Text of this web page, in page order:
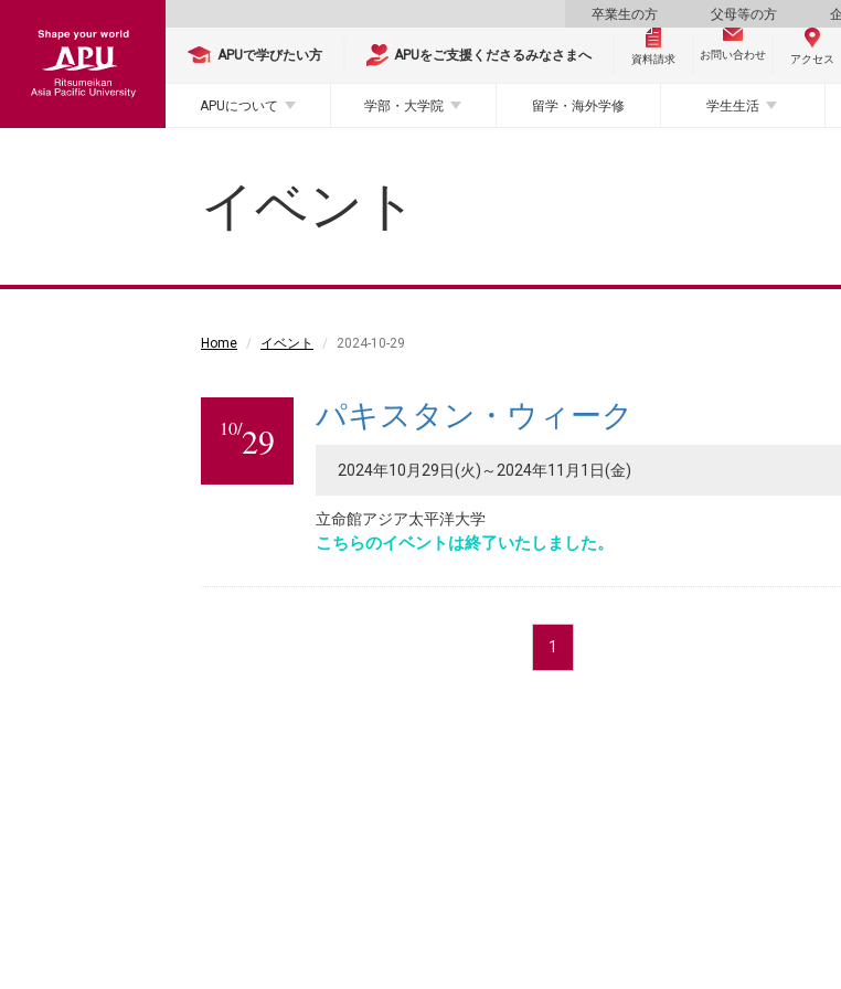
卒業生の方 父母等の方
APUで学びたい方 APUをご支援くださるみなさまへ 資料請求 お問い合わせ アクセス
APUについて 学部・大学院 留学・海外学修 学生生活
イベント
Home イベント 2024-10-29
10/29
パキスタン・ウィーク
2024年10月29日(火)～2024年11月1日(金)
立命館アジア太平洋大学
こちらのイベントは終了いたしました。
1